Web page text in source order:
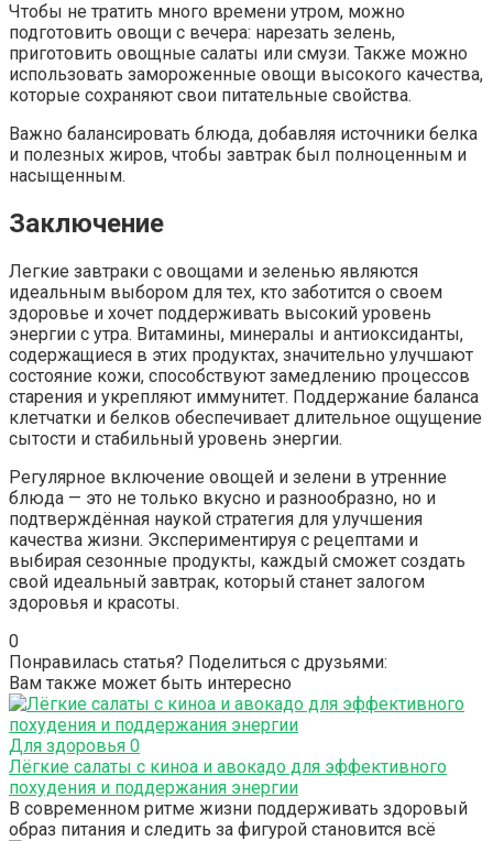
Чтобы не тратить много времени утром, можно
подготовить овощи с вечера: нарезать зелень,
приготовить овощные салаты или смузи. Также можно
использовать замороженные овощи высокого качества,
которые сохраняют свои питательные свойства.
Важно балансировать блюда, добавляя источники белка
и полезных жиров, чтобы завтрак был полноценным и
насыщенным.
Заключение
Легкие завтраки с овощами и зеленью являются
идеальным выбором для тех, кто заботится о своем
здоровье и хочет поддерживать высокий уровень
энергии с утра. Витамины, минералы и антиоксиданты,
содержащиеся в этих продуктах, значительно улучшают
состояние кожи, способствуют замедлению процессов
старения и укрепляют иммунитет. Поддержание баланса
клетчатки и белков обеспечивает длительное ощущение
сытости и стабильный уровень энергии.
Регулярное включение овощей и зелени в утренние
блюда — это не только вкусно и разнообразно, но и
подтверждённая наукой стратегия для улучшения
качества жизни. Экспериментируя с рецептами и
выбирая сезонные продукты, каждый сможет создать
свой идеальный завтрак, который станет залогом
здоровья и красоты.
0
Понравилась статья? Поделиться с друзьями:
Вам также может быть интересно
Для здоровья 0
Лёгкие салаты с киноа и авокадо для эффективного
похудения и поддержания энергии
В современном ритме жизни поддерживать здоровый
образ питания и следить за фигурой становится всё